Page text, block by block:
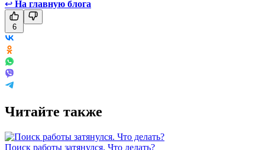
↩ На главную блога
6
Читайте также
Поиск работы затянулся. Что делать?